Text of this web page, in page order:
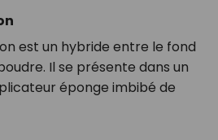
est un hybride entre le fond
Il se présente dans un
éponge imbibé de